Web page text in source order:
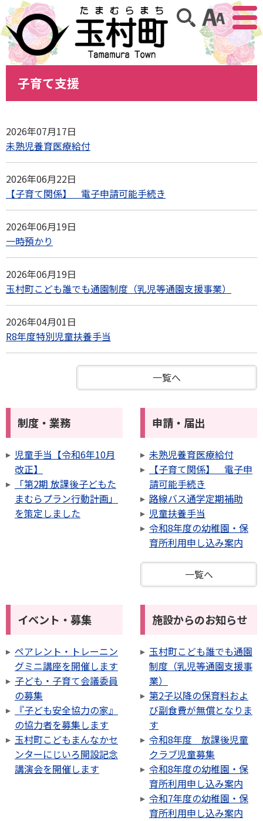
アクセ
サイト内検索
子育て支援
2026年07月17日
未熟児養育医療給付
2026年06月22日
【子育て関係】 電子申請可能手続き
2026年06月19日
一時預かり
2026年06月19日
玉村町こども誰でも通園制度（乳児等通園支援事業）
2026年04月01日
R8年度特別児童扶養手当
一覧へ
制度・業務
児童手当【令和6年10月
改正】
「第2期 放課後子どもた
まむらプラン行動計画」
を策定しました
申請・届出
未熟児養育医療給付
【子育て関係】 電子申
請可能手続き
路線バス通学定期補助
児童扶養手当
令和8年度の幼稚園・保
育所利用申し込み案内
一覧へ
イベント・募集
ペアレント・トレーニン
グミニ講座を開催します
子ども・子育て会議委員
の募集
『子ども安全協力の家』
の協力者を募集します
玉村町こどもまんなかセ
ンターにじいろ開設記念
講演会を開催します
施設からのお知らせ
玉村町こども誰でも通園
制度（乳児等通園支援事
業）
第2子以降の保育料およ
び副食費が無償となりま
す
令和8年度 放課後児童
クラブ児童募集
令和8年度の幼稚園・保
育所利用申し込み案内
令和7年度の幼稚園・保
育所利用申し込み案内